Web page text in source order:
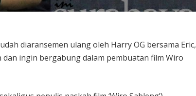
diaransemen ulang oleh Harry OG bersama Eric,
ingin bergabung dalam pembuatan film Wiro